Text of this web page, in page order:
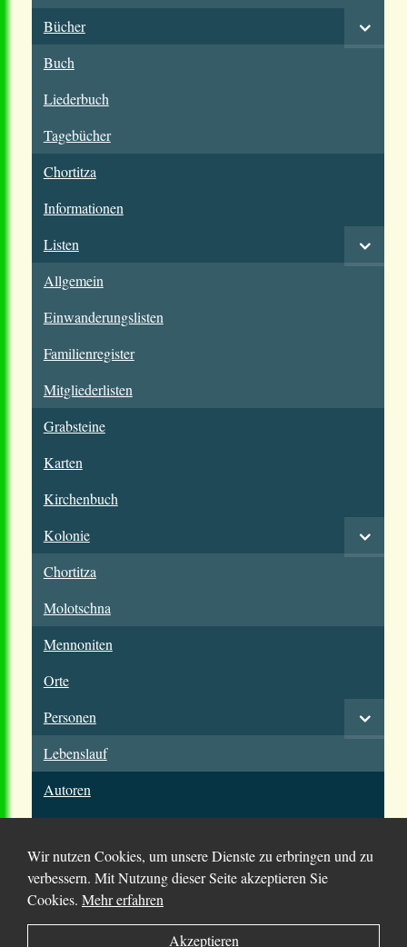
Bücher
Buch
Liederbuch
Tagebücher
Chortitza
Informationen
Listen
Allgemein
Einwanderungslisten
Familienregister
Mitgliederlisten
Grabsteine
Karten
Kirchenbuch
Kolonie
Chortitza
Molotschna
Mennoniten
Orte
Personen
Lebenslauf
Autoren
© 2025 Chortitza.org | Supported byD. F. Plett
Wir nutzen Cookies, um unsere Dienste zu erbringen und zu
verbessern. Mit Nutzung dieser Seite akzeptieren Sie
Cookies. Mehr erfahren
Akzeptieren